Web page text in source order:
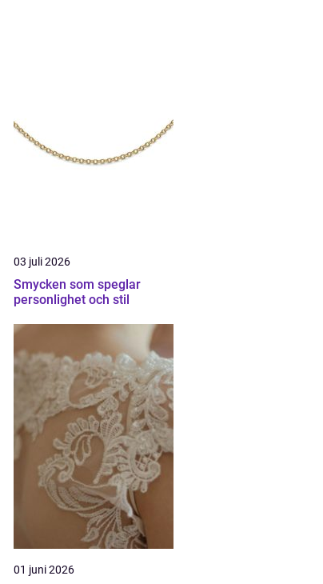
03 juli 2026
Smycken som speglar
personlighet och stil
01 juni 2026